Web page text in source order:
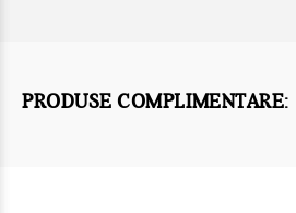
PRODUSE COMPLIMENTARE: